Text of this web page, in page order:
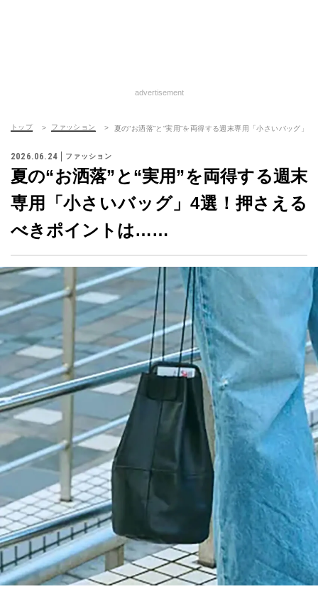
advertisement
トップ ファッション 夏の“お洒落”と“実用”を両得する週末専用「小さいバッグ
2026.06.24 ファッション
夏の“お洒落”と“実用”を両得する週末
専用「小さいバッグ」4選！押さえる
べきポイントは……